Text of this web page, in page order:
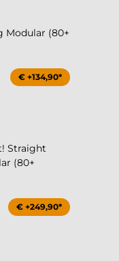
Modular (80+
€ +134,90*
Straight
(80+
€ +249,90*